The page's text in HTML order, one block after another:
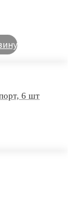
6 шт